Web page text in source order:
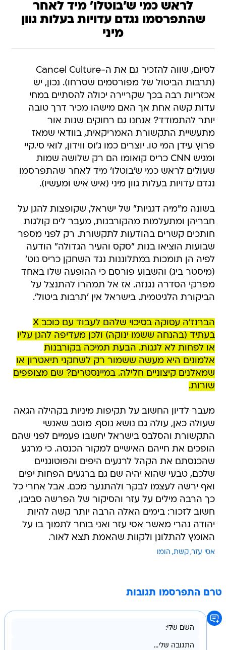
לראש כמי ש׳בוטלו׳ מיד לאחר
שהתפרסמו נגדם עדויות בעלות גוון
מיני
לסיום, שווה להזכיר גם את ה-Cancel Culture
(תרבות הביטול של מפורסמים שסרחו). נכון, יש
אכזריות רבה בכך שקריירה יכולה להסתיים במחי
עדות קשה אחת אך האם מישהו מכיר דרך טובה
יותר להתמודד? אנחנו גם רחוקים שנות אור
מתעשיית התקשורת האמריקאית, בוודאי שמאז
פרוץ עידן המי טו. יוצרים כמו ג'וס ווידון, לואי סי.קיי
ומגיש CNN כריס קואומו הם רק שלושה שמות
שעולים לראש כמי ש'בוטלו' מיד לאחר שהתפרסמו
נגדם עדויות בעלות גוון מיני (איש איש ומעשיו).
בשונה מ"מיה דגניות" של ישראל, שקופצות להגן על
חבריהן ומתעלמות מהקורבנות, מעבר לים קולגות
חותכים קשרים בהודעות לתקשורת. רק לפני מספר
שבועות הוציאו בנות "סקס והעיר הגדולה" הודעה
לפיה הן תומכות במתלוננות נגד השחקן כריס נוט'
(מיסטר ביג) והשבוע פורסם כי ההופעה שלו באחד
מפרקי הסדרה נגנזה. אז אל תמהרו להתנצל על
הביקורת הלגיטמית. בישראל אין 'תרבות ביטול'.
הברנז'ה עסוקה בסיכוי שלהם לעבוד עם כוכב X
בעתיד (בהנחה ששמו ינוקה) ולכן מעדיפה להגן עליו
או לפחות לא לגנות. הבעת תמיכה בקורבנות
אלמונים היא מעשה ששמור רק לשחקני תיאטרון או
שמאלנים קיצוניים חלילה. במיינסטרים? שם מצופפים
שורות.
מעבר לדיון החשוב על תקיפות מיניות בקהילה הגאה
שעולה כאן, עולה גם נושא נוסף. מוטב שאנשי
התקשורת והסלבס בישראל יחשבו פעמיים לפני שהם
הופכים את חייהם האישיים למקור הכנסה. כי מרגע
שהכנסתם את הקהל לרגעים היפים והפוטוגניים
שלכם, טבעי שהוא יהיה שם גם ברגעים הפחות יפים
ואף ירשה לעצמו לבקר ולהתנער מכם. אבל אחרי כל
כך הרבה מילים על עזר והסיקור של הפרשה סביבו,
חשוב לזכור: בימים האלה הרבה יותר קשה להיות
יהודה נהרי מאשר אסי עזר ואני בוחר לתמוך בו על
האומץ להתלונן ולקוות שהאמת תצא לאור.
אסי עזר קשת הומו
טרם התפרסמו תגובות